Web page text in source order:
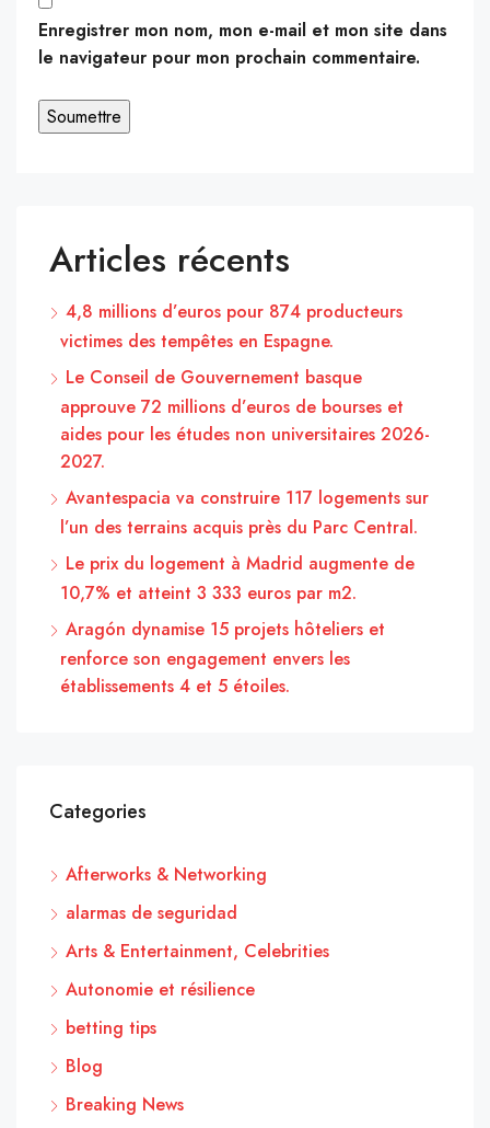
Enregistrer mon nom, mon e-mail et mon site dans
le navigateur pour mon prochain commentaire.
Articles récents
4,8 millions d’euros pour 874 producteurs
victimes des tempêtes en Espagne.
Le Conseil de Gouvernement basque
approuve 72 millions d’euros de bourses et
aides pour les études non universitaires 2026-
2027.
Avantespacia va construire 117 logements sur
l’un des terrains acquis près du Parc Central.
Le prix du logement à Madrid augmente de
10,7% et atteint 3 333 euros par m2.
Aragón dynamise 15 projets hôteliers et
renforce son engagement envers les
établissements 4 et 5 étoiles.
Categories
Afterworks & Networking
alarmas de seguridad
Arts & Entertainment, Celebrities
Autonomie et résilience
betting tips
Blog
Breaking News